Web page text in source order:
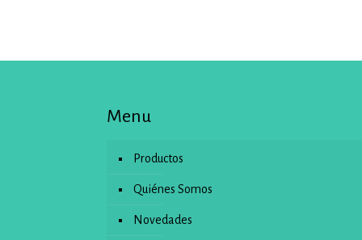
Menu
Productos
Quiénes Somos
Novedades